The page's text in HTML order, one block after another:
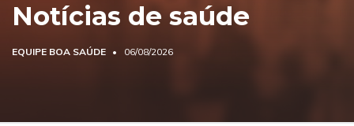
Notícias de saúde
EQUIPE BOA SAÚDE 06/08/2026